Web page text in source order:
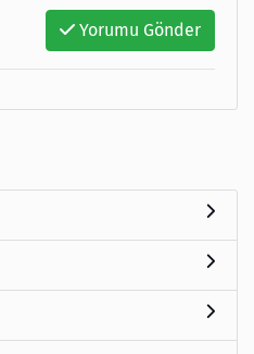
Yorumu Gönder